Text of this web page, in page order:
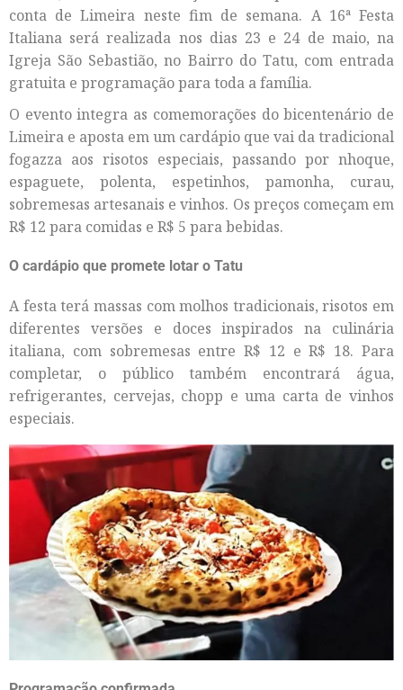
conta de Limeira neste fim de semana. A 16ª Festa
Italiana será realizada nos dias 23 e 24 de maio, na
Igreja São Sebastião, no Bairro do Tatu, com entrada
gratuita e programação para toda a família.
O evento integra as comemorações do bicentenário de
Limeira e aposta em um cardápio que vai da tradicional
fogazza aos risotos especiais, passando por nhoque,
espaguete, polenta, espetinhos, pamonha, curau,
sobremesas artesanais e vinhos. Os preços começam em
R$ 12 para comidas e R$ 5 para bebidas.
O cardápio que promete lotar o Tatu
A festa terá massas com molhos tradicionais, risotos em
diferentes versões e doces inspirados na culinária
italiana, com sobremesas entre R$ 12 e R$ 18. Para
completar, o público também encontrará água,
refrigerantes, cervejas, chopp e uma carta de vinhos
especiais.